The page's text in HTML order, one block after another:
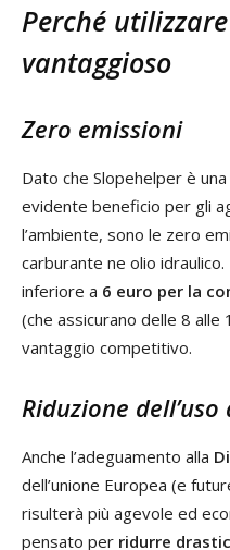
Perché
vantaggioso
Zero emissioni
Dato che Slopehelper è una
evidente beneficio per gli
l’ambiente, sono le zero
carburante ne olio
inferiore a 6 euro per la
(che assicurano delle 8
vantaggio competitivo.
Riduzione
Anche l’adeguamento alla
dell’unione Europea (e
risulterà più agevole ed
pensato per ridurre